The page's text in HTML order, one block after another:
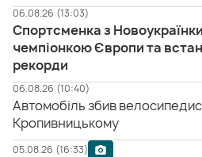
06.08.26 (13:03)
Спортсменка з
чемпіонкою Європи та
рекорди
06.08.26 (10:40)
Автомобіль збив
Кропивницькому
05.08.26 (16:33)